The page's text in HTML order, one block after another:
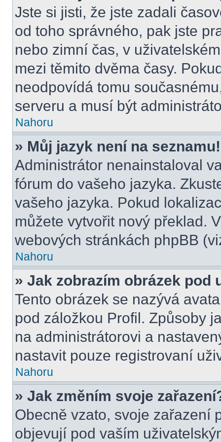
Jste si jisti, že jste zadali
od toho správného, pak jste
nebo zimní čas, v
mezi těmito dvěma časy.
neodpovídá tomu
serveru a musí být
Nahoru
» Můj jazyk není na seznamu!
Administrátor nenainstaloval
fórum do vašeho jazyka.
vašeho jazyka. Pokud
můžete vytvořit nový překlad.
webových stránkách phpBB
Nahoru
» Jak zobrazím obrázek pod
Tento obrázek se nazývá
pod záložkou Profil. Způsoby
na administrátorovi a
nastavit pouze registrovaní
Nahoru
» Jak změním svoje
Obecně vzato, svoje zařazení
objevují pod vaším